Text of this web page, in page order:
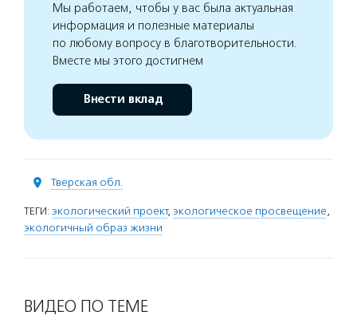
Мы работаем, чтобы у вас была актуальная
информация и полезные материалы
по любому вопросу в благотворительности.
Вместе мы этого достигнем
Внести вклад
Тверская обл.
ТЕГИ: экологический проект, экологическое просвещение,
экологичный образ жизни
ВИДЕО ПО ТЕМЕ